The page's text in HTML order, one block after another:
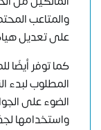
والمتاعب
على تعديل
كما توفر أيضًا
المطلوب لبدء
الضوء على
واستخدامها